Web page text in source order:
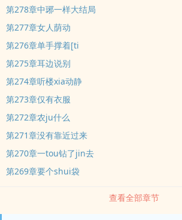
第278章中琊一样大结局
第277章女人荫动
第276章单手撑着[ti
第275章耳边说别
第274章听楼xia动静
第273章仅有衣服
第272章农ju什么
第271章没有靠近过来
第270章一tou钻了jin去
第269章要个shui袋
查看全部章节